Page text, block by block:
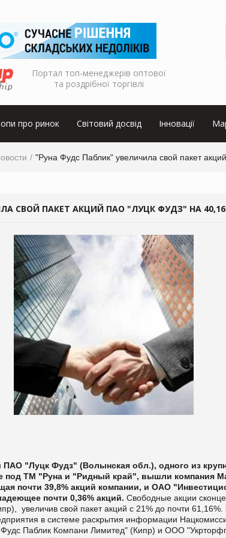
Портал топ-менеджерів оптової
та роздрібної торгівлі
про ринок Світовий досвід Інновації
"Руна Фудс Паблик" увеличила свой пакет
СВОЙ ПАКЕТ АКЦИЙ ПАО "ЛУЦК ФУДЗ" НА
ПАО "Луцк Фудз" (Волынская обл.), одного из
под ТМ "Руна и "Ридный край", вышли компания
почти 39,8% акций компании, и ОАО
почти 0,36% акций. Свободные акции
увеличив свой пакет акций с 21% до почти
в системе раскрытия информации
Паблик Компани Лимитед" (Кипр) и ООО